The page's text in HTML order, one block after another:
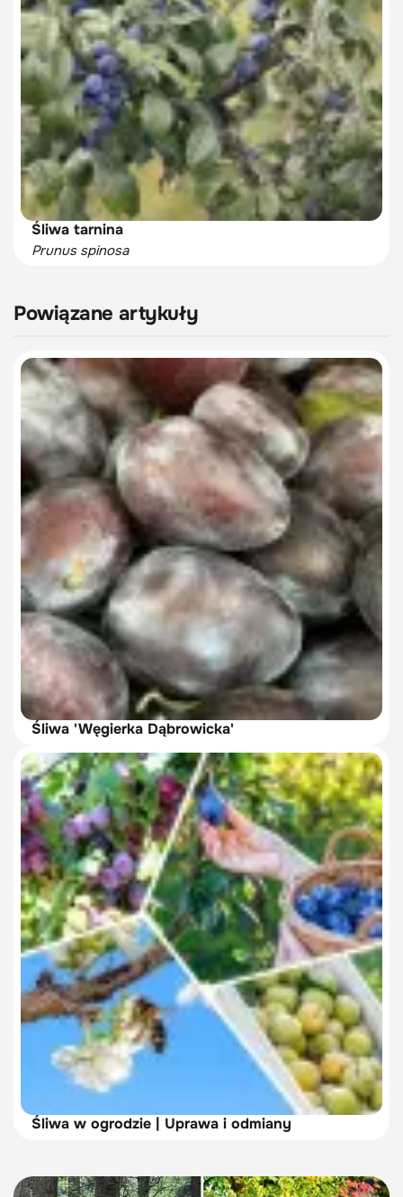
Śliwa tarnina
Prunus spinosa
Powiązane artykuły
Śliwa 'Węgierka Dąbrowicka'
Śliwa w ogrodzie | Uprawa i odmiany